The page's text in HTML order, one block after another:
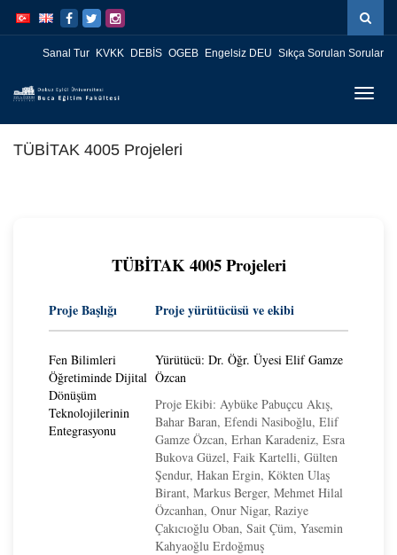
atla
Navigasyona
atla
Sanal Tur KVKK DEBİS OGEB Engelsiz DEU Sıkça Sorulan Sorular
TÜBİTAK 4005 Projeleri
TÜBİTAK 4005 Projeleri
Proje Başlığı Proje yürütücüsü ve ekibi
Fen Bilimleri
Öğretiminde Dijital
Dönüşüm
Teknolojilerinin
Entegrasyonu
Yürütücü: Dr. Öğr. Üyesi Elif Gamze
Özcan
Proje Ekibi: Aybüke Pabuçcu Akış,
Bahar Baran, Efendi Nasiboğlu, Elif
Gamze Özcan, Erhan Karadeniz, Esra
Bukova Güzel, Faik Kartelli, Gülten
Şendur, Hakan Ergin, Kökten Ulaş
Birant, Markus Berger, Mehmet Hilal
Özcanhan, Onur Nigar, Raziye
Çakıcıoğlu Oban, Sait Çüm, Yasemin
Kahyaoğlu Erdoğmuş